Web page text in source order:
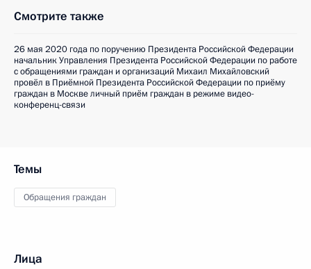
Смотрите также
26 мая 2020 года по поручению Президента Российской Федерации
начальник Управления Президента Российской Федерации по работе
с обращениями граждан и организаций Михаил Михайловский
провёл в Приёмной Президента Российской Федерации по приёму
граждан в Москве личный приём граждан в режиме видео-
конференц-связи
Темы
Обращения граждан
Лица